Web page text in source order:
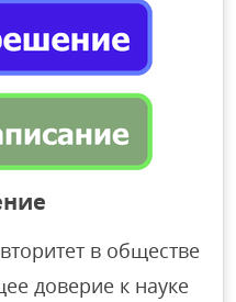
в обществе
доверие к науке